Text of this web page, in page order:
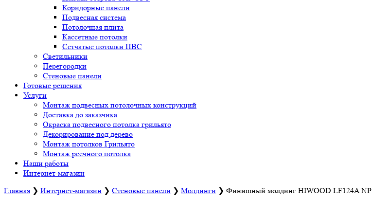
Коридорные панели
Подвесная система
Потолочная плита
Кассетные потолки
Сетчатые потолки ПВС
Светильники
Перегородки
Стеновые панели
Готовые решения
Услуги
Монтаж подвесных потолочных конструкций
Доставка до заказчика
Окраска подвесного потолка грильято
Декорирование под дерево
Монтаж потолков Грильято
Монтаж реечного потолка
Наши работы
Интернет-магазин
Главная ❯ Интернет-магазин ❯ Стеновые панели ❯ Молдинги ❯ Финишный молдинг HIWOOD LF124A NP